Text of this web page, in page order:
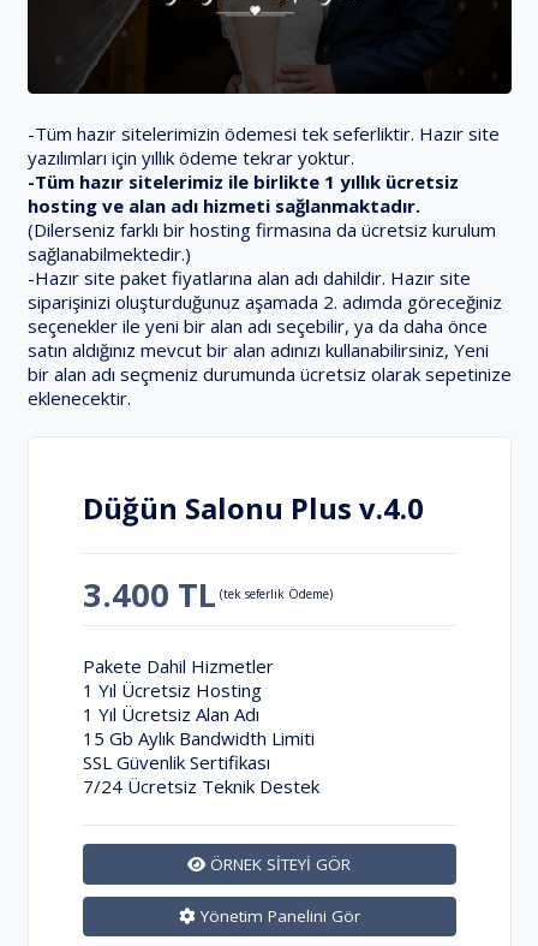
Düğün Salonu Plus v.4.0
3.400 TL (tek seferlik Ödeme)
Pakete Dahil Hizmetler
1 Yıl Ücretsiz Hosting
1 Yıl Ücretsiz Alan Adı
15 Gb Aylık Bandwidth Limiti
SSL Güvenlik Sertifikası
7/24 Ücretsiz Teknik Destek
ÖRNEK SİTEYİ GÖR
Yönetim Panelini Gör
-Tüm hazır sitelerimizin ödemesi tek seferliktir. Hazır site
yazılımları için yıllık ödeme tekrar yoktur.
-Tüm hazır sitelerimiz ile birlikte 1 yıllık ücretsiz
hosting ve alan adı hizmeti sağlanmaktadır.
(Dilerseniz farklı bir hosting firmasına da ücretsiz kurulum
sağlanabilmektedir.)
-Hazır site paket fiyatlarına alan adı dahildir. Hazır site
siparişinizi oluşturduğunuz aşamada 2. adımda göreceğiniz
seçenekler ile yeni bir alan adı seçebilir, ya da daha önce
satın aldığınız mevcut bir alan adınızı kullanabilirsiniz, Yeni
bir alan adı seçmeniz durumunda ücretsiz olarak sepetinize
eklenecektir.